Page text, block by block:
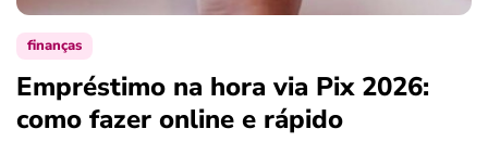
finanças
Empréstimo na hora via Pix 2026:
como fazer online e rápido